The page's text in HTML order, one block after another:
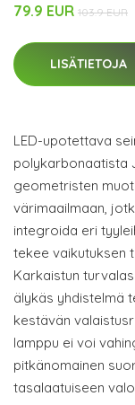
79.9 EUR 103.9 EUR
LISÄTIETOJA
LED-upotettava
polykarbonaatista
geometristen
värimaailmaan,
integroida eri
tekee vaikutuksen
Karkaistun
älykäs yhdistelmä
kestävän
lamppu ei voi
pitkänomainen
tasalaatuiseen